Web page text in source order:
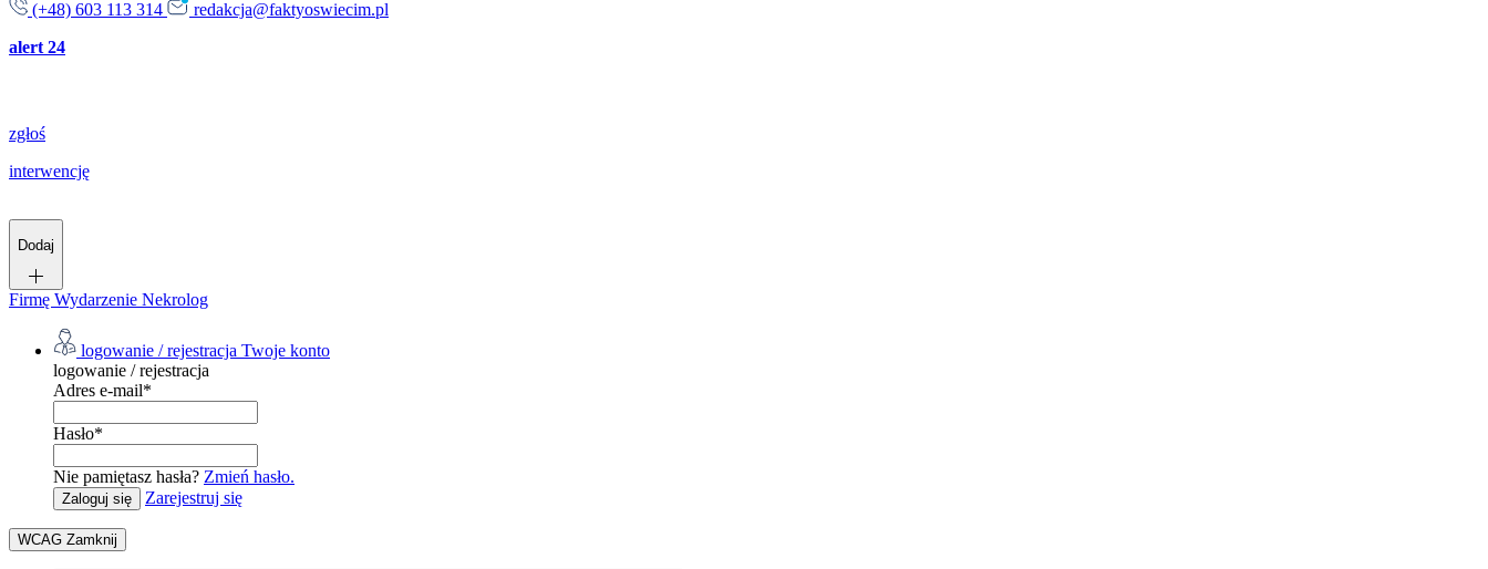
(+48) 603 113 314
redakcja@faktyoswiecim.pl
alert 24
zgłoś
interwencję
Dodaj
Firmę Wydarzenie Nekrolog
logowanie / rejestracja Twoje konto
logowanie / rejestracja
Adres e-mail*
Hasło*
Nie pamiętasz hasła? Zmień hasło.
Zaloguj się Zarejestruj się
WCAG Zamknij